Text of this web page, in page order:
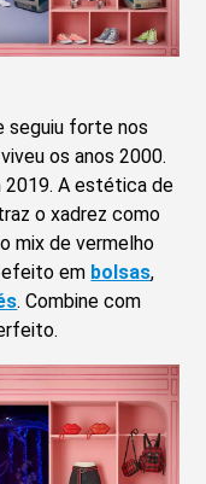
seguiu forte nos
os anos 2000.
A estética de
o xadrez como
mix de vermelho
efeito em bolsas,
. Combine com